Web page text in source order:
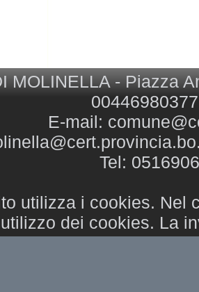
MOLINELLA - Piazza
E-mail:
Tel:
utilizza i cookies. Nel
dei cookies. La